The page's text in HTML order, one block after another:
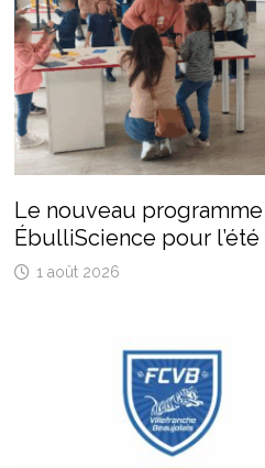
Le nouveau programme
ÉbulliScience pour l’été
1 août 2026